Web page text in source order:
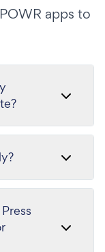
apps to